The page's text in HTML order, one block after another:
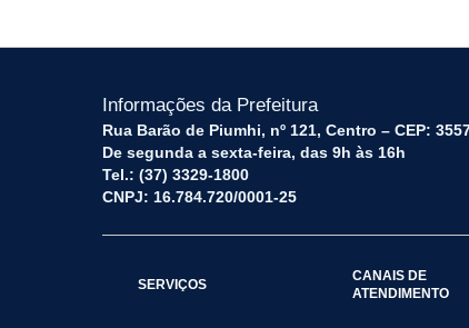
Informações da Prefeitura
Rua Barão de Piumhi, nº 121, Centro – CEP:
De segunda a sexta-feira, das 9h às 16h
Tel.: (37) 3329-1800
CNPJ: 16.784.720/0001-25
SERVIÇOS
CANAIS DE
ATENDIMENTO